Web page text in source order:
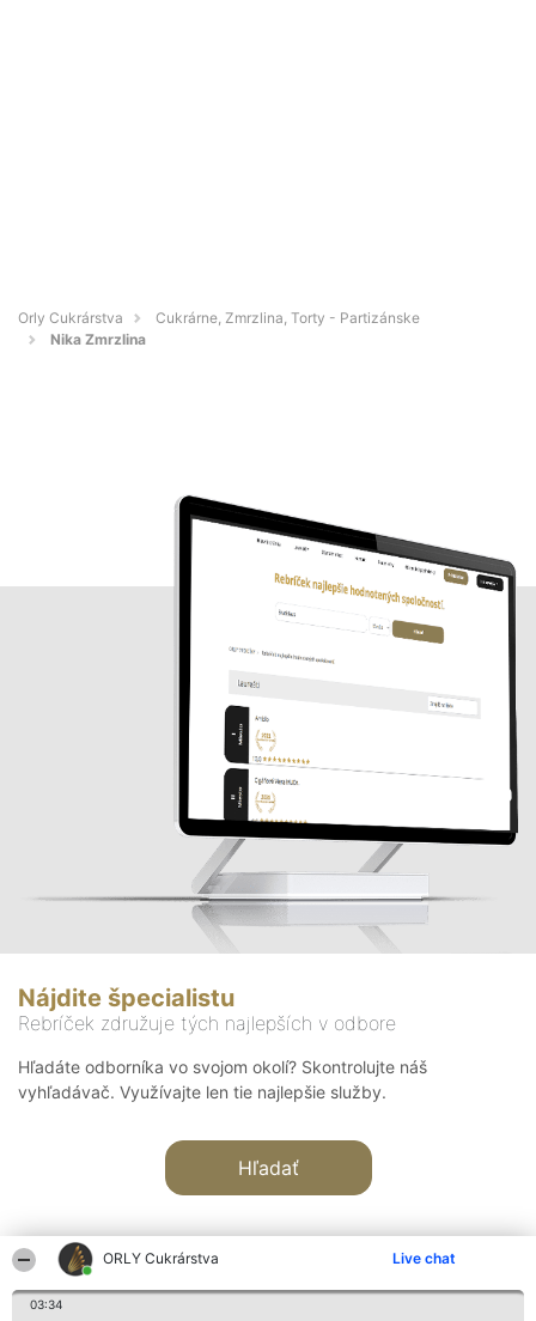
ORLY Cukrárstva Live chat
03:34
Orly Cukrárstva
Cukrárne, Zmrzlina, Torty - Partizánske
Nika Zmrzlina
Nájdite špecialistu
Rebríček združuje tých najlepších v odbore
Hľadáte odborníka vo svojom okolí? Skontrolujte náš
vyhľadávač. Využívajte len tie najlepšie služby.
Hľadať